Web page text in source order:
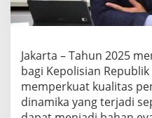
u
m
i
s
J
a
d
Jakarta – Tahun 2025
bagi Kepolisian
memperkuat kualitas
dinamika yang terjadi